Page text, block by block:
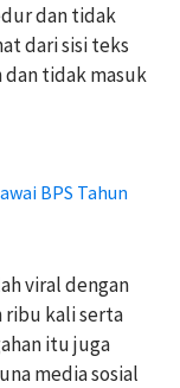
dan tidak
dari sisi teks
dan tidak masuk
BPS Tahun
viral dengan
ribu kali serta
itu juga
media sosial